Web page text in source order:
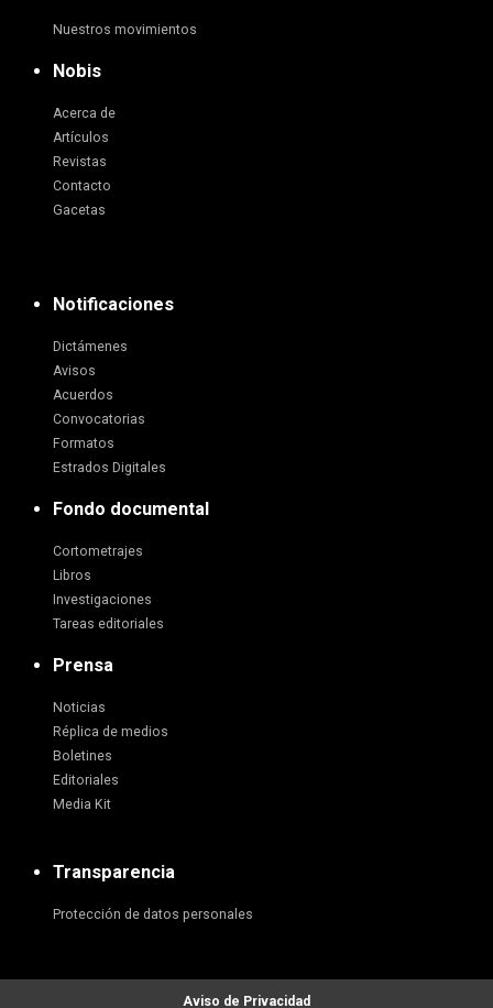
Nuestros movimientos
Nobis
Acerca de
Artículos
Revistas
Contacto
Gacetas
Notificaciones
Dictámenes
Avisos
Acuerdos
Convocatorias
Formatos
Estrados Digitales
Fondo documental
Cortometrajes
Libros
Investigaciones
Tareas editoriales
Prensa
Noticias
Réplica de medios
Boletines
Editoriales
Media Kit
Transparencia
Protección de datos personales
Aviso de Privacidad